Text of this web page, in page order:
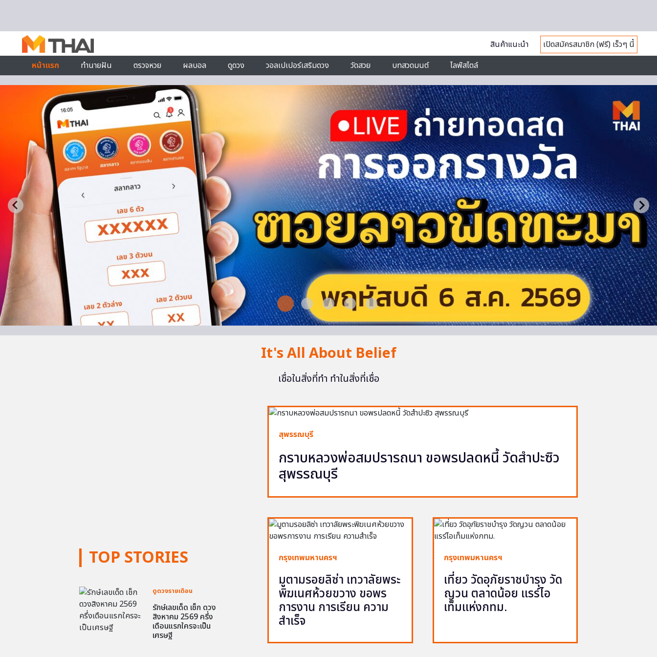
สินค้าแนะนำ
เปิดสมัครสมาชิก (ฟรี) เร็วๆ นี้
หน้าแรก
ทำนายฝัน ตรวจหวย ผลบอล ดูดวง วอลเปเปอร์เสริมดวง วัดสวย บทสวดมนต์ ไลฟ์สไตล์
It's All About Belief
เชื่อในสิ่งที่ทำ ทำในสิ่งที่เชื่อ
TOP STORIES
ดูดวงรายเดือน
รักษ์เลขเด็ด เช็ก ดวง
สิงหาคม 2569 ครึ่ง
เดือนแรกใครจะเป็น
เศรษฐี
สุพรรณบุรี
กราบหลวงพ่อสมปรารถนา ขอพรปลดหนี้ วัดสำปะซิว
สุพรรณบุรี
กรุงเทพมหานครฯ
มูตามรอยลิซ่า เทวาลัยพระ
พิฆเนศห้วยขวาง ขอพร
การงาน การเรียน ความ
สำเร็จ
กรุงเทพมหานครฯ
เที่ยว วัดอุภัยราชบำรุง วัด
ญวน ตลาดน้อย แรร์ไอ
เท็มแห่งกทม.